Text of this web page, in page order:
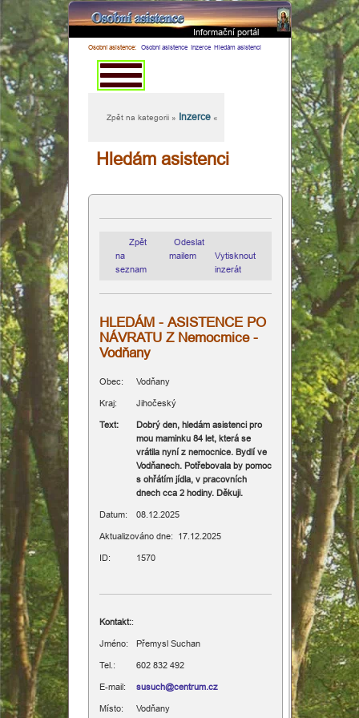
Informační portál
Domovská
stránka
Osobní
asistence
Dekubity
Hospicová
péče
Různé
Informace
Osobní asistence: Osobní asistence Inzerce Hledám asistenci
Zpět na kategorii » Inzerce «
Hledám asistenci
Zpět
na
seznam
Odeslat
mailem
Vytisknout
inzerát
HLEDÁM - ASISTENCE PO
NÁVRATU Z Nemocmice -
Vodňany
Obec:
Vodňany
Kraj:
Jihočeský
Text:
Dobrý den, hledám asistenci pro
mou maminku 84 let, která se
vrátila nyní z nemocnice. Bydlí ve
Vodňanech. Potřebovala by pomoc
s ohřátím jídla, v pracovních
dnech cca 2 hodiny. Děkuji.
Datum:
08.12.2025
Aktualizováno dne: 17.12.2025
ID:
1570
Kontakt::
Jméno:
Přemysl Suchan
Tel.:
602 832 492
E-mail:
susuch@centrum.cz
Místo:
Vodňany